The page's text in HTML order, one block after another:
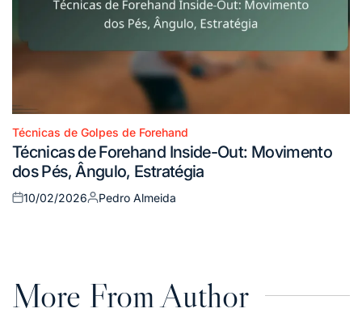
Posted
in
Técnicas de Golpes de Forehand
Técnicas de Forehand Inside-Out: Movimento
dos Pés, Ângulo, Estratégia
Posted
10/02/2026
Posted
Pedro Almeida
More From Author